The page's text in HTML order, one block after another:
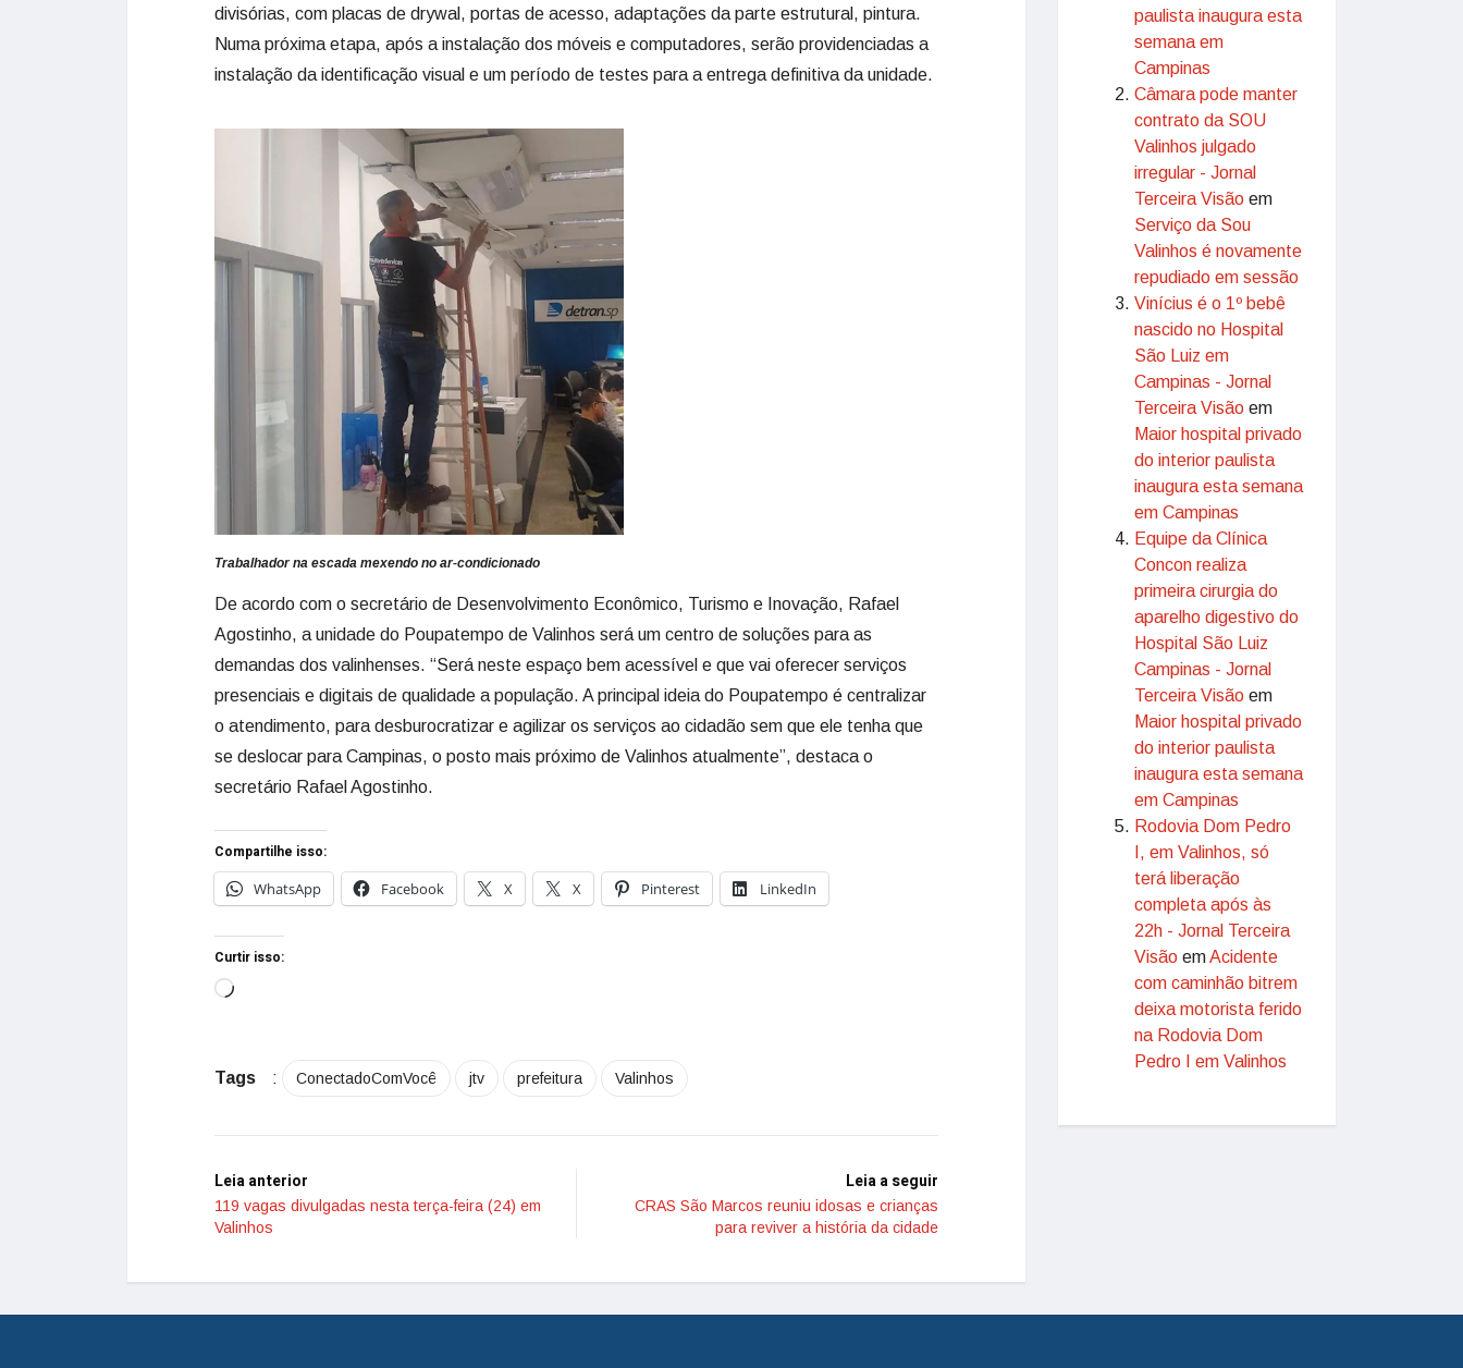
divisórias, com placas de drywal, portas de acesso, adaptações da parte estrutural, pintura.
Numa próxima etapa, após a instalação dos móveis e computadores, serão providenciadas a
instalação da identificação visual e um período de testes para a entrega definitiva da unidade.
Trabalhador na escada mexendo no ar-condicionado
De acordo com o secretário de Desenvolvimento Econômico, Turismo e Inovação, Rafael
Agostinho, a unidade do Poupatempo de Valinhos será um centro de soluções para as
demandas dos valinhenses. “Será neste espaço bem acessível e que vai oferecer serviços
presenciais e digitais de qualidade a população. A principal ideia do Poupatempo é centralizar
o atendimento, para desburocratizar e agilizar os serviços ao cidadão sem que ele tenha que
se deslocar para Campinas, o posto mais próximo de Valinhos atualmente”, destaca o
secretário Rafael Agostinho.
Compartilhe isso:
WhatsApp
Facebook X X Pinterest LinkedIn
Curtir isso:
Tags : ConectadoComVocê jtv prefeitura Valinhos
Leia anterior
119 vagas divulgadas nesta terça-feira (24) em
Valinhos
Leia a seguir
CRAS São Marcos reuniu idosas e crianças
para reviver a história da cidade
paulista inaugura esta
semana em
Campinas
Câmara pode manter
contrato da SOU
Valinhos julgado
irregular - Jornal
Terceira Visão em
Serviço da Sou
Valinhos é novamente
repudiado em sessão
Vinícius é o 1º bebê
nascido no Hospital
São Luiz em
Campinas - Jornal
Terceira Visão em
Maior hospital privado
do interior paulista
inaugura esta semana
em Campinas
Equipe da Clínica
Concon realiza
primeira cirurgia do
aparelho digestivo do
Hospital São Luiz
Campinas - Jornal
Terceira Visão em
Maior hospital privado
do interior paulista
inaugura esta semana
em Campinas
Rodovia Dom Pedro
I, em Valinhos, só
terá liberação
completa após às
22h - Jornal Terceira
Visão emAcidente
com caminhão bitrem
deixa motorista ferido
na Rodovia Dom
Pedro I em Valinhos